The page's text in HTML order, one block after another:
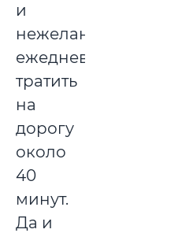
и
нежелание
ежедневно
тратить
на
дорогу
около
40
минут.
Да и